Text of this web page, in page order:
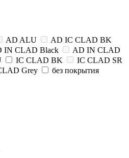
AD ALU
AD IC CLAD BK
IN CLAD Black
AD IN CLAD
IC CLAD BK
IC CLAD SR
Grey
без покрытия